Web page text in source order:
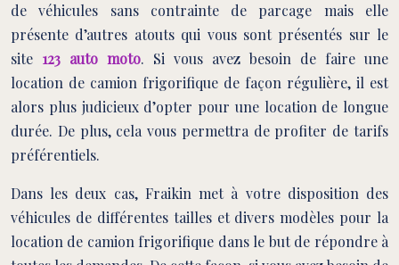
de véhicules sans contrainte de parcage mais elle
présente d’autres atouts qui vous sont présentés sur le
site 123 auto moto. Si vous avez besoin de faire une
location de camion frigorifique de façon régulière, il est
alors plus judicieux d’opter pour une location de longue
durée. De plus, cela vous permettra de profiter de tarifs
préférentiels.
Dans les deux cas, Fraikin met à votre disposition des
véhicules de différentes tailles et divers modèles pour la
location de camion frigorifique dans le but de répondre à